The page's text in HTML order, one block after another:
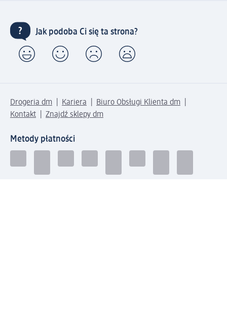
Jak podoba Ci się ta strona?
Drogeria dm Kariera
Biuro Obsługi Klienta dm
Kontakt
Znajdź sklepy dm
Metody płatności